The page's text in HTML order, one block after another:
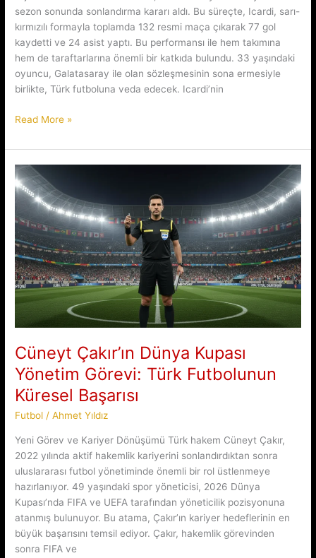
sezon sonunda sonlandırma kararı aldı. Bu süreçte, Icardi, sarı-
kırmızılı formayla toplamda 132 resmi maça çıkarak 77 gol
kaydetti ve 24 asist yaptı. Bu performansı ile hem takımına
hem de taraftarlarına önemli bir katkıda bulundu. 33 yaşındaki
oyuncu, Galatasaray ile olan sözleşmesinin sona ermesiyle
birlikte, Türk futboluna veda edecek. Icardi’nin
Mauro
Galatasaray
Macerasının
Sonuna
Gelinmesi
Read More »
Cüneyt Çakır’ın Dünya Kupası
Yönetim Görevi: Türk Futbolunun
Küresel Başarısı
Futbol /Ahmet Yıldız
Yeni Görev ve Kariyer Dönüşümü Türk hakem Cüneyt Çakır,
2022 yılında aktif hakemlik kariyerini sonlandırdıktan sonra
uluslararası futbol yönetiminde önemli bir rol üstlenmeye
hazırlanıyor. 49 yaşındaki spor yöneticisi, 2026 Dünya
Kupası’nda FIFA ve UEFA tarafından yöneticilik pozisyonuna
atanmış bulunuyor. Bu atama, Çakır’ın kariyer hedeflerinin en
büyük başarısını temsil ediyor. Çakır, hakemlik görevinden
sonra FIFA ve